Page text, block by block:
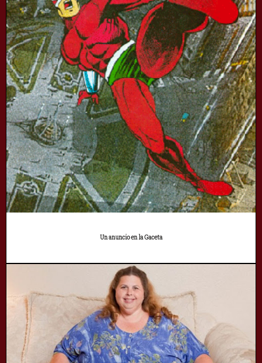
Un anuncio en la Gaceta